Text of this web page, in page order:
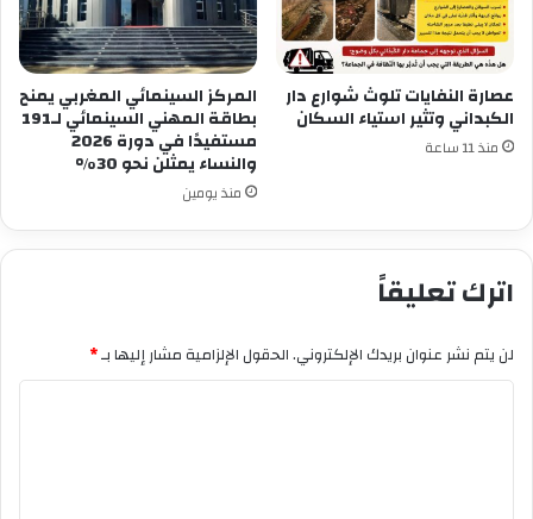
عصارة النفايات تلوث شوارع دار
الكبداني وتثير استياء السكان
منذ 11 ساعة
المركز السينمائي المغربي يمنح
بطاقة المهني السينمائي لـ191
مستفيدًا في دورة 2026
والنساء يمثلن نحو 30%
منذ يومين
اترك تعليقاً
لن يتم نشر عنوان بريدك الإلكتروني.الحقول الإلزامية مشار إليها بـ*